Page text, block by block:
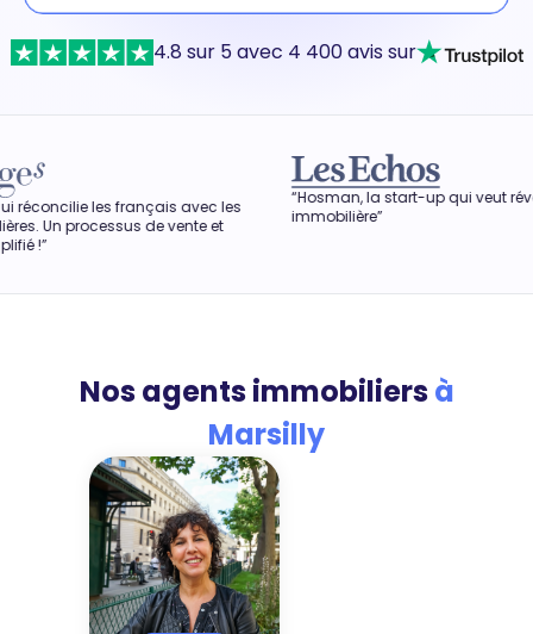
4.8 sur 5 avec 4 400 avis sur
avec les
et
“Hosman, la start-up qui veut révolutionner l'agence
immobilière”
Nos agents immobiliersà
Marsilly